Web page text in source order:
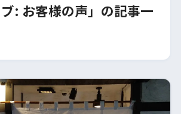
: お客様の声」の記事一